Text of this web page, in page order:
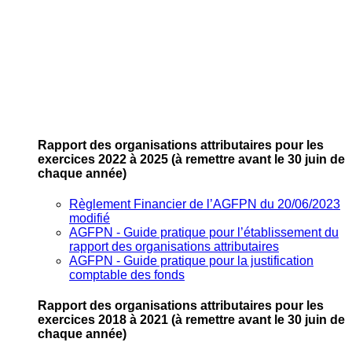
Rapport des organisations attributaires pour les
exercices 2022 à 2025 (à remettre avant le 30 juin de
chaque année)
Règlement Financier de l’AGFPN du 20/06/2023
modifié
AGFPN ‐ Guide pratique pour l’établissement du
rapport des organisations attributaires
AGFPN ‐ Guide pratique pour la justification
comptable des fonds
Rapport des organisations attributaires pour les
exercices 2018 à 2021 (à remettre avant le 30 juin de
chaque année)